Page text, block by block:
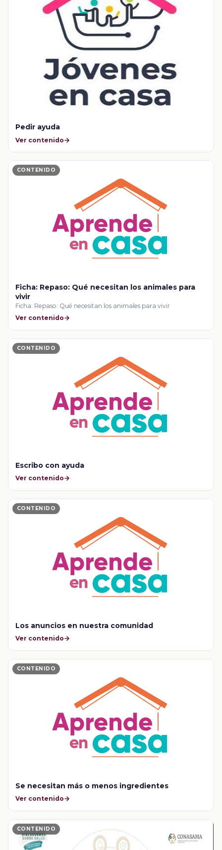
Pedir ayuda
Ver contenido
CONTENIDO
Ficha: Repaso: Qué necesitan los animales para
vivir
Ficha: Repaso: Qué necesitan los animales para vivir
Ver contenido
CONTENIDO
Escribo con ayuda
Ver contenido
CONTENIDO
Los anuncios en nuestra comunidad
Ver contenido
CONTENIDO
Se necesitan más o menos ingredientes
Ver contenido
CONTENIDO